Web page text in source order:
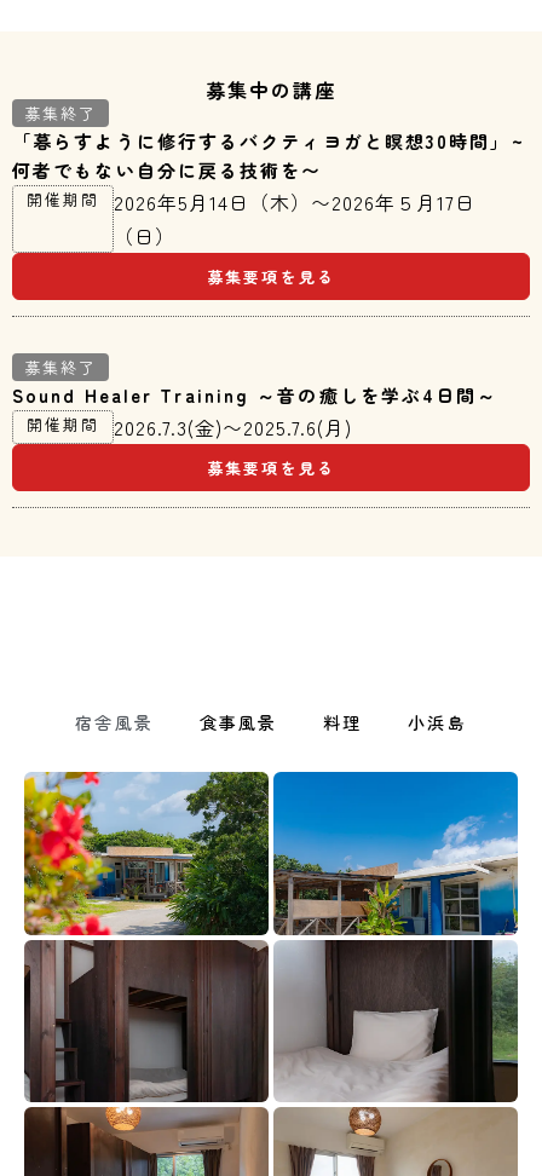
募集中の講座
募集終了
「暮らすように修行するバクティヨガと瞑想30時間」~
何者でもない自分に戻る技術を〜
開催期間
2026年5月14日（木）〜2026年５月17日
（日）
募集要項を見る
募集終了
Sound Healer Training ～音の癒しを学ぶ4日間～
開催期間 2026.7.3(金)〜2025.7.6(月)
募集要項を見る
宿舎風景 食事風景 料理 小浜島